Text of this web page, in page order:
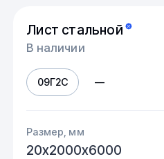
Лист стальной
В наличии
09Г2С —
Размер, мм
20х2000х6000